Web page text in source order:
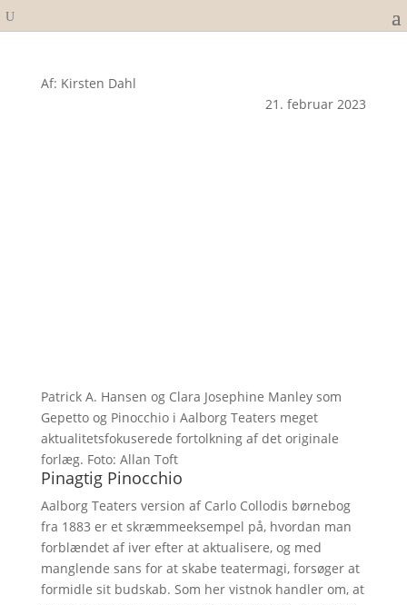
Af: Kirsten Dahl
21. februar 2023
Patrick A. Hansen og Clara Josephine Manley som
Gepetto og Pinocchio i Aalborg Teaters meget
aktualitetsfokuserede fortolkning af det originale
forlæg. Foto: Allan Toft
Pinagtig Pinocchio
Aalborg Teaters version af Carlo Collodis børnebog
fra 1883 er et skræmmeeksempel på, hvordan man
forblændet af iver efter at aktualisere, og med
manglende sans for at skabe teatermagi, forsøger at
formidle sit budskab. Som her vistnok handler om, at